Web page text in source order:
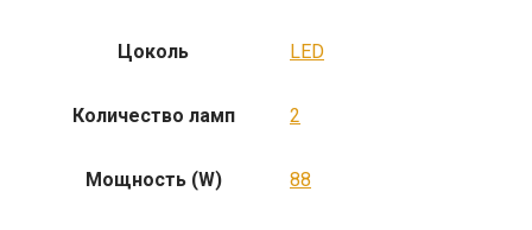
Цоколь LED
Количество ламп 2
Мощность (W) 88